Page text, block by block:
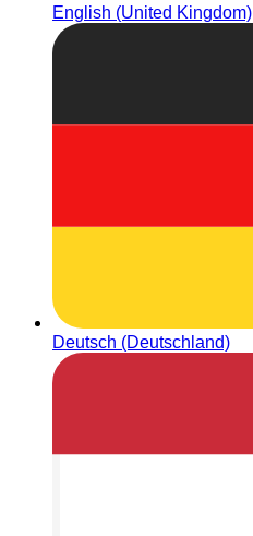
English (United Kingdom)
Deutsch (Deutschland)